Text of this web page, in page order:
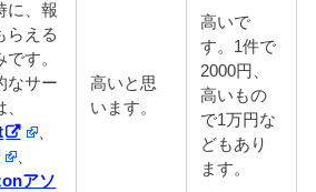
に、報
らえる
です。
なサー
、
、
アソ
高いと思
います。
高いで
す。1件で
2000円、
高いもの
で1万円な
どもあり
ます。